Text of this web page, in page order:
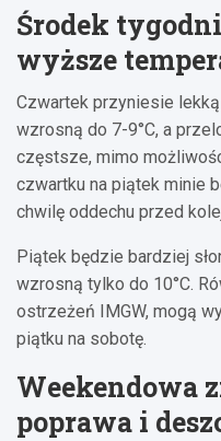
Środek
wyższe
Czwartek przyniesie
wzrosną do 7-9°C, a
częstsze, mimo
czwartku na piątek minie
chwilę oddechu przed
Piątek będzie bardziej
wzrosną tylko do 10°C.
ostrzeżeń IMGW, mogą
piątku na sobotę.
Weekendowa
poprawa i